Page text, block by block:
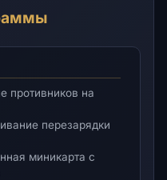
противников на
перезарядки
миникарта с